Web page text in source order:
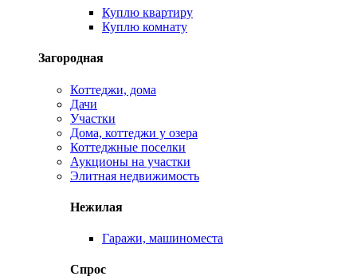
Куплю квартиру
Куплю комнату
Загородная
Коттеджи, дома
Дачи
Участки
Дома, коттеджи у озера
Коттеджные поселки
Аукционы на участки
Элитная недвижимость
Нежилая
Гаражи, машиноместа
Спрос